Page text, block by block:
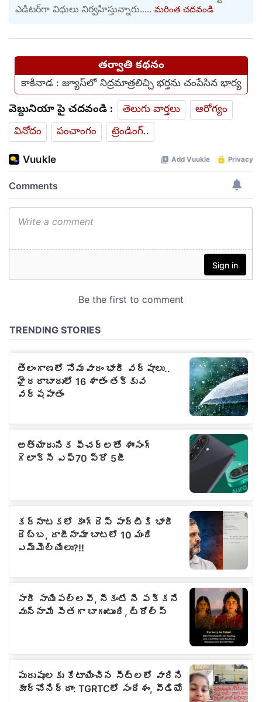
ఎడిటర్‌‌గా విధులు నిర్వహిస్తున్నారు..... మరింత చదవండి
తర్వాతి కథనం
కాకినాడ : జ్యూస్‌లో నిద్రమాత్రలిచ్చి భర్తను చంపేసిన భార్య
వెబ్దునియా పై చదవండి : తెలుగు వార్తలు
ఆరోగ్యం
వినోదం
పంచాంగం ట్రెండింగ్..